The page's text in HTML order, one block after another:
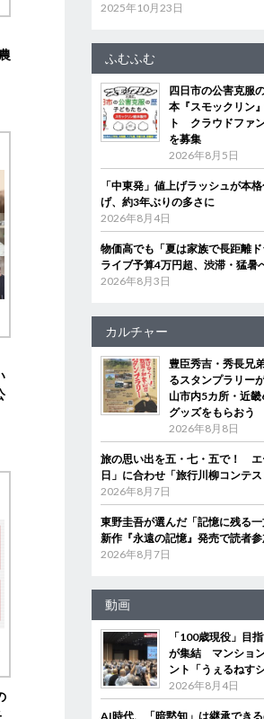
2025年10月23日
ふむふむ
四日市の公害克服
本『スモックリン
ト クラウドファ
を募集
2026年8月5日
「中東発」値上げラッシュが本
げ、約3年ぶりの多さに
2026年8月4日
物価高でも「夏は家族で長距離
ライブ予算4万円超、渋滞・猛暑
2026年8月3日
カルチャー
豊臣秀吉・秀長兄
るスタンプラリー
山市内5カ所・近
グッズをもらおう
2026年8月8日
旅の思い出を五・七・五で！ エ
日」に合わせ「旅行川柳コンテ
2026年8月7日
東野圭吾が選んだ「記憶に残る
新作『永遠の記憶』発売で読者
2026年8月7日
動画
「100歳現役」目
が集結 マンショ
ント「うぇるねす
2026年8月4日
AI時代、「暗黙知」は継承でき